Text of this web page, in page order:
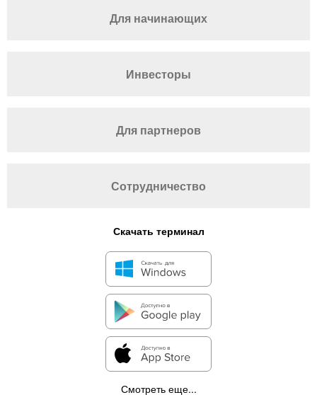
Для начинающих
Инвесторы
Для партнеров
Сотрудничество
Скачать терминал
Смотреть еще...